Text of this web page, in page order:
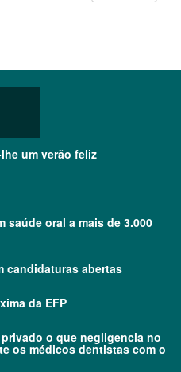
um verão feliz
saúde oral a mais de 3.000
candidaturas abertas
da EFP
o que negligencia no
os médicos dentistas com o